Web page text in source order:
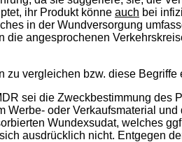
ihr Produkt könne auch bei
in der Wundversorgung
angesprochenen
vergleichen bzw. diese
sei die Zweckbestimmung des
oder Verkaufsmaterial
Wundexsudat, welches
ausdrücklich nicht. Entgegen